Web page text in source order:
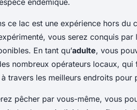
endémique.
ce lac est une expérience hors du
vous serez conquis
En tant qu’adulte, vous
nombreux opérateurs locaux,
travers les meilleurs endroits pour
pêcher par vous-même, vous